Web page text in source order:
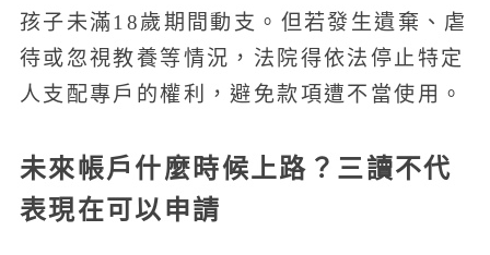
孩子未滿18歲期間動支。但若發生遺棄、虐
待或忽視教養等情況，法院得依法停止特定
人支配專戶的權利，避免款項遭不當使用。
未來帳戶什麼時候上路？三讀不代
表現在可以申請